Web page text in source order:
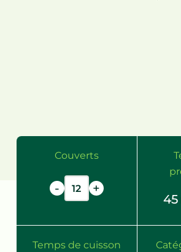
Couverts
- +
45
Temps de cuisson